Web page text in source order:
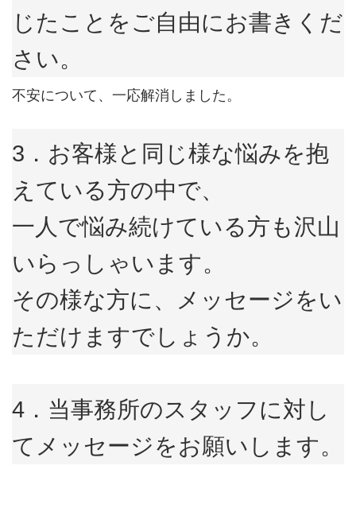
じたことをご自由にお書きくだ
さい。
不安について、一応解消しました。
3．お客様と同じ様な悩みを抱
えている方の中で、
一人で悩み続けている方も沢山
いらっしゃいます。
その様な方に、メッセージをい
ただけますでしょうか。
4．当事務所のスタッフに対し
てメッセージをお願いします。